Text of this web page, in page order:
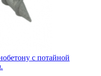
с потайной